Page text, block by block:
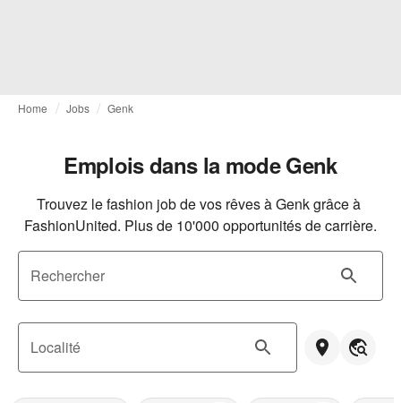
Home Jobs Genk
Emplois dans la mode Genk
Trouvez le fashion job de vos rêves à Genk grâce à
FashionUnited. Plus de 10'000 opportunités de carrière.
Rechercher
Localité